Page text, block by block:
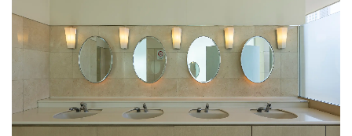
長野県の公衆トイレ
THE TOKYO TOILET